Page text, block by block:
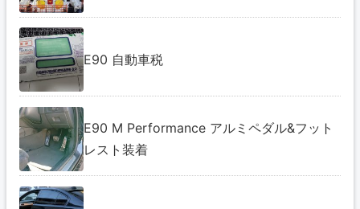
E90 自動車税
E90 M Performance アルミペダル&フット
レスト装着